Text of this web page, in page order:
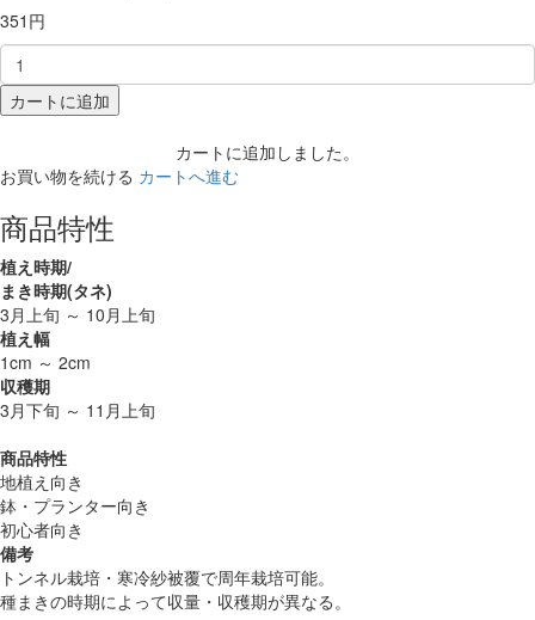
351円
カートに追加
カートに追加しました。
お買い物を続ける カートへ進む
商品特性
植え時期/
まき時期(タネ)
3月上旬 ～ 10月上旬
植え幅
1cm ～ 2cm
収穫期
3月下旬 ～ 11月上旬
商品特性
地植え向き
鉢・プランター向き
初心者向き
備考
トンネル栽培・寒冷紗被覆で周年栽培可能。
種まきの時期によって収量・収穫期が異なる。